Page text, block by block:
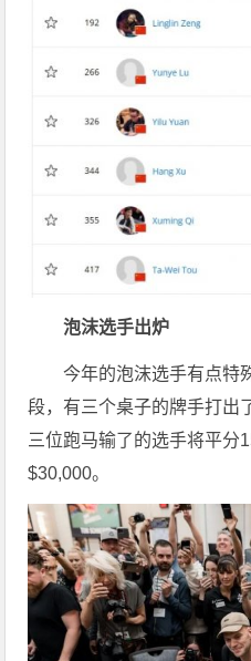
泡沫选手出炉
今年的泡沫选手有点特
段，有三个桌子的牌手打出
三位跑马输了的选手将平分
$30,000。